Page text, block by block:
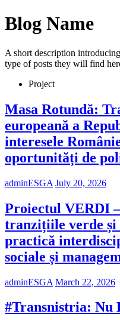
Blog Name
A short description
type of posts they will find
Project
Masa Rotundă:
europeană a
interesele
oportunități de
adminESGA July 20, 2026
Proiectul VERDI
tranzițiile verde și
practică
sociale și
adminESGA March 22, 2026
#Transnistria: Nu